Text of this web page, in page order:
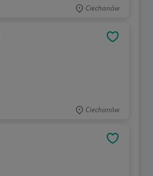
Ciechanów
Ciechanów